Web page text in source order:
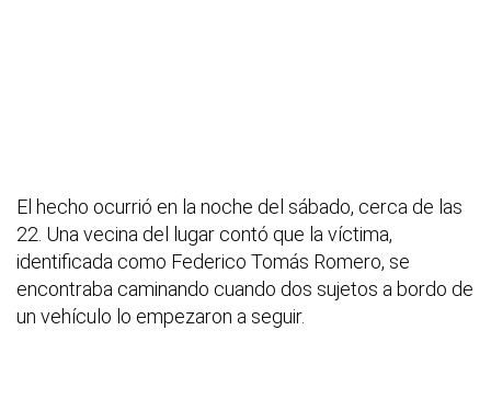
El hecho ocurrió en la noche del sábado, cerca de las
22. Una vecina del lugar contó que la víctima,
identificada como Federico Tomás Romero, se
encontraba caminando cuando dos sujetos a bordo de
un vehículo lo empezaron a seguir.